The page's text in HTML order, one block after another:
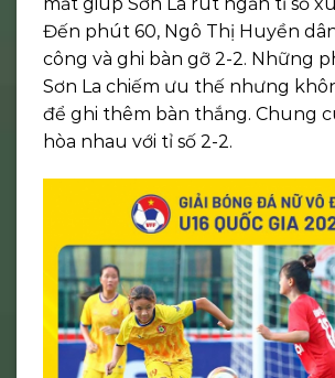
Đến phút 60, Ngô Thị Huyền
công và ghi bàn gỡ 2-2. Những
Sơn La chiếm ưu thế nhưng
để ghi thêm bàn thắng. Chung
hòa nhau với tỉ số 2-2.